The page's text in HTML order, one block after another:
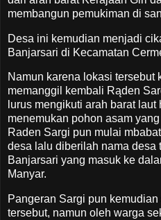
membangun pemukiman di
Desa ini kemudian menjadi
Banjarsari di Kecamatan
Namun karena lokasi tersebut
memanggil kembali Rąden
lurus mengikuti arah barat
menemukan pohon asam
Raden Sargi pun mulai
desa lalu diberilah nama desa
Banjarsari yang masuk ke
Manyar.
Pangeran Sargi pun
tersebut, namun oleh warga